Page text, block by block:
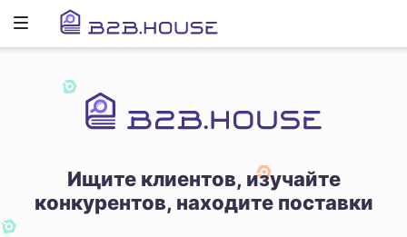
Развернуть
Ищите клиентов, изучайте
конкурентов, находите поставки